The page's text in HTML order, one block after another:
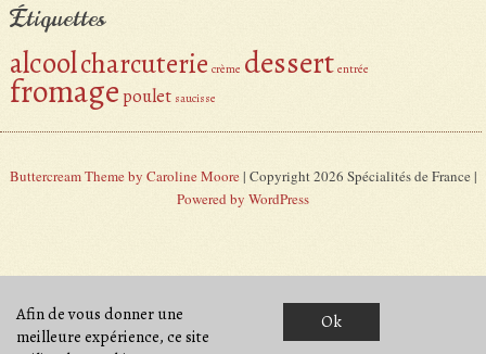
Étiquettes
alcoolcharcuterie crème dessert entrée
fromagepoulet saucisse
Buttercream Theme by Caroline Moore| Copyright 2026 Spécialités de France |
Powered by WordPress
Afin de vous donner une
meilleure expérience, ce site
Ok